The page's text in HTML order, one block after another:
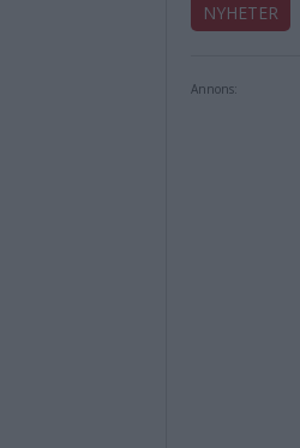
NYHETER
Annons: